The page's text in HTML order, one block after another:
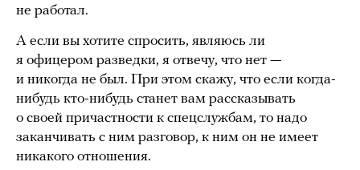
не работал.
А если вы хотите спросить, являюсь ли
я офицером разведки, я отвечу, что нет —
и никогда не был. При этом скажу, что если когда-
нибудь кто-нибудь станет вам рассказывать
о своей причастности к спецслужбам, то надо
заканчивать с ним разговор, к ним он не имеет
никакого отношения.